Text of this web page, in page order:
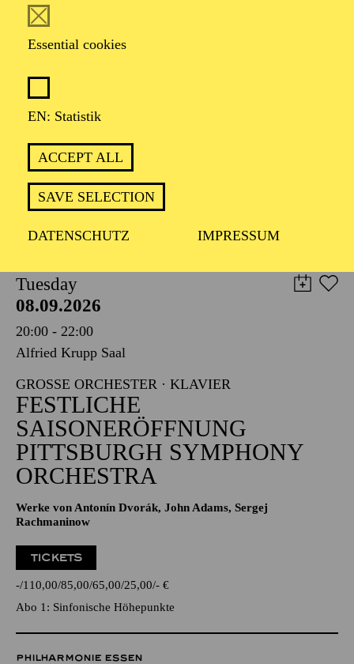
Essential cookies
EN: Statistik
ACCEPT ALL
SAVE SELECTION
DATENSCHUTZ IMPRESSUM
05.09.2026
19:30 - 21:30
BLICK AUF DEN IRAN –
STIMMEN ZUR AKTUELLEN
LAGE
TICKETS
8,00€
Tuesday
08.09.2026
20:00 - 22:00
Alfried Krupp Saal
GROSSE ORCHESTER · KLAVIER
FESTLICHE
SAISONERÖFFNUNG
PITTSBURGH SYMPHONY
ORCHESTRA
Werke von Antonín Dvorák, John Adams, Sergej
Rachmaninow
TICKETS
- 110,00 85,00 65,00 25,00 - €
Abo 1: Sinfonische Höhepunkte
PHILHARMONIE ESSEN